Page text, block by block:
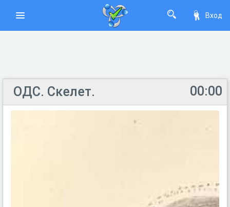
Вход
00:00
ОДС. Скелет.